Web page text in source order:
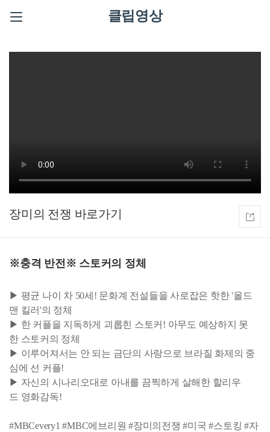
클립영상
장미의 전쟁
※충격 반전※ 스토커의 정체
▶ 평균 나이 차 50세! 문화계 전설들을 사로잡은 핫한 '올드
맨 킬러'의 정체
▶ 한 커플을 지독하게 괴롭힌 스토커! 아무도 예상하지 못
한 스토커의 정체
▶ 이루어져서는 안 되는 금단의 사랑으로 브라질 화제의 중
심에 선 커플!
▶ 자신의 시나리오대로 아내를 끔찍하게 살해한 할리우
드 영화감독!
#MBCevery1 #MBC에브리원 #장미의전쟁 #미국 #스토킹 #자